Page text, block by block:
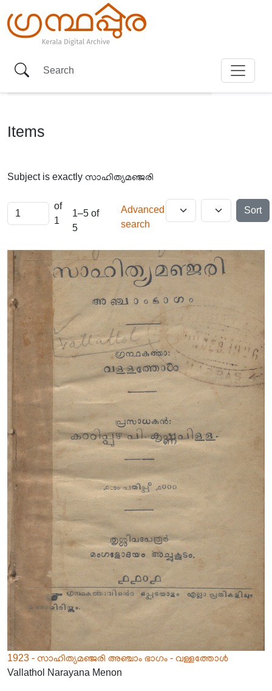
Items
Subject is exactly സാഹിത്യമഞ്ജരി
of
1
1–5 of
5
Advanced
search
Sort
1923 - സാഹിത്യമഞ്ജരി അഞ്ചാം ഭാഗം - വള്ളത്തോൾ
Vallathol Narayana Menon